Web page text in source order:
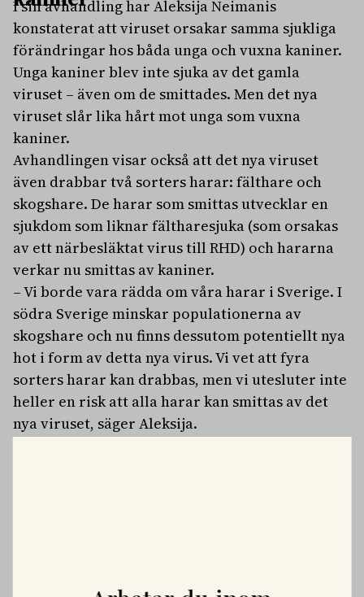
I sin avhandling har Aleksija Neimanis
konstaterat att viruset orsakar samma sjukliga
förändringar hos båda unga och vuxna kaniner.
Unga kaniner blev inte sjuka av det gamla
viruset – även om de smittades. Men det nya
viruset slår lika hårt mot unga som vuxna
kaniner.
Avhandlingen visar också att det nya viruset
även drabbar två sorters harar: fälthare och
skogshare. De harar som smittas utvecklar en
sjukdom som liknar fältharesjuka (som orsakas
av ett närbesläktat virus till RHD) och hararna
verkar nu smittas av kaniner.
– Vi borde vara rädda om våra harar i Sverige. I
södra Sverige minskar populationerna av
skogshare och nu finns dessutom potentiellt nya
hot i form av detta nya virus. Vi vet att fyra
sorters harar kan drabbas, men vi utesluter inte
heller en risk att alla harar kan smittas av det
nya viruset, säger Aleksija.
Mer forskning behövs för att
samt för att säkerställa att effektiva vacciner